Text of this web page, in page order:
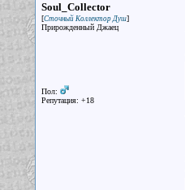
Soul_Collector
[Сточный Коллектор Душ]
Прирожденный Джаец
Пол:
Репутация: +18